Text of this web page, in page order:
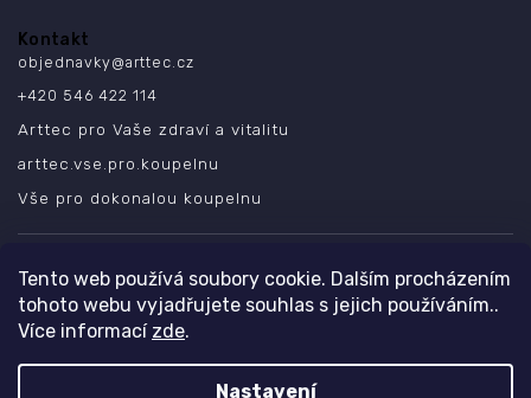
Tento web používá soubory cookie. Dalším procházením
tohoto webu vyjadřujete souhlas s jejich používáním..
Více informací zde.
Nastavení
Kontakt
objednavky@arttec.cz
+420 546 422 114
Arttec pro Vaše zdraví a vitalitu
arttec.vse.pro.koupelnu
Vše pro dokonalou koupelnu
SLEDUJTE NÁS